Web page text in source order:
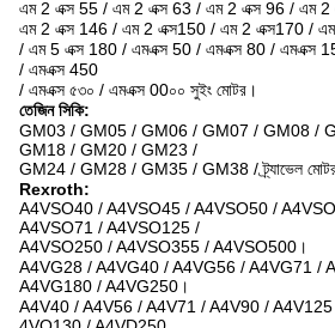
এম 2 এক্স 55 / এম 2 এক্স 63 / এম 2 এক্স 96 / এম
এম 2 এক্স 146 / এম 2 এক্স150 / এম 2 এক্স170 /
/ এম 5 এক্স 180 / এমএক্স 50 / এমএক্স 80 / এমএক্স
/ এমএক্স 450
/ এমএক্স ৫৩০ / এমএক্স 00০০ সুইং মোটর।
তেজিন সিকি:
GM03 / GM05 / GM06 / GM07 / GM08 /
GM18 / GM20 / GM23 /
GM24 / GM28 / GM35 / GM38 / ট্র্যাভেল
Rexroth:
A4VSO40 / A4VSO45 / A4VSO50 /
A4VSO71 / A4VSO125 /
A4VSO250 / A4VSO355 / A4VSO500।
A4VG28 / A4VG40 / A4VG56 / A4VG71 /
A4VG180 / A4VG250।
A4V40 / A4V56 / A4V71 / A4V90 /